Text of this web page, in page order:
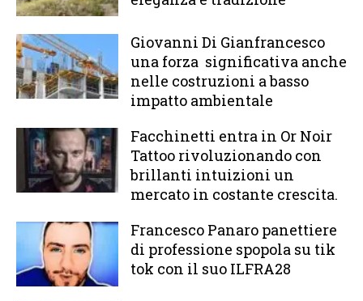
Giovanni Di Gianfrancesco
una forza significativa anche
nelle costruzioni a basso
impatto ambientale
Facchinetti entra in Or Noir
Tattoo rivoluzionando con
brillanti intuizioni un
mercato in costante crescita.
Francesco Panaro panettiere
di professione spopola su tik
tok con il suo ILFRA28